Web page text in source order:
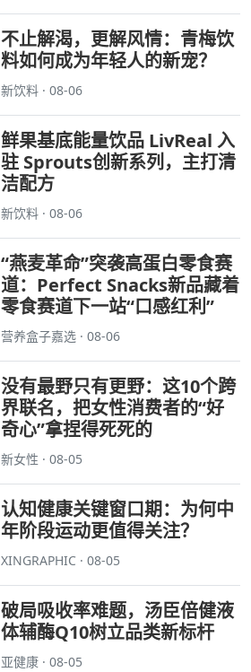
不止解渴，更解风情：青梅饮
料如何成为年轻人的新宠？
新饮料 · 08-06
鲜果基底能量饮品 LivReal 入
驻 Sprouts创新系列，主打清
洁配方
新饮料 · 08-06
“燕麦革命”突袭高蛋白零食赛
道：Perfect Snacks新品藏着
零食赛道下一站“口感红利”
营养盒子嘉选 · 08-06
没有最野只有更野：这10个跨
界联名，把女性消费者的“好
奇心”拿捏得死死的
新女性 · 08-05
认知健康关键窗口期：为何中
年阶段运动更值得关注？
XINGRAPHIC · 08-05
破局吸收率难题，汤臣倍健液
体辅酶Q10树立品类新标杆
亚健康 · 08-05